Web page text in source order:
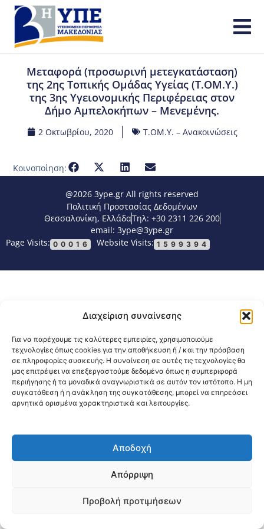
Διαχείριση συναίνεσης
Για να παρέχουμε τις καλύτερες εμπειρίες, χρησιμοποιούμε
τεχνολογίες όπως cookies για την αποθήκευση ή / και την πρόσβαση
σε πληροφορίες συσκευής. Η συναίνεση σε αυτές τις τεχνολογίες θα
μας επιτρέψει να επεξεργαστούμε δεδομένα όπως η συμπεριφορά
περιήγησης ή τα μοναδικά αναγνωριστικά σε αυτόν τον ιστότοπο. Η μη
συγκατάθεση ή η ανάκληση της συγκατάθεσης, μπορεί να επηρεάσει
αρνητικά ορισμένα χαρακτηριστικά και λειτουργίες.
Αποδοχή
Απόρριψη
Προβολή προτιμήσεων
Μεταφορά (προσωρινή μετεγκατάσταση)
της 2ης Τοπικής Ομάδας Υγείας (Τ.ΟΜ.Υ.)
της 3ης Υγειονομικής Περιφέρειας στον
Δήμο Αμπελοκήπων – Μενεμένης.
2 Οκτωβρίου, 2020 Τ.ΟΜ.Υ. – Ανακοινώσεις
Κοινοποίηση:
@2026 3ype.gr All rights reserved
Πολιτική Προστασίας Δεδομένων
Θεσσαλονίκη, ΕλλάδαΤηλ: +30 2311 226 200
email: 3ype@3ype.gr
Page Visits: 00016 Website Visits: 1599394